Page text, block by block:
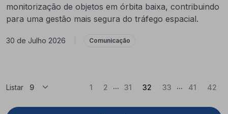
monitorização de objetos em órbita baixa, contribuindo
para uma gestão mais segura do tráfego espacial.
30 de Julho 2026 Comunicação
Listar 1 2 ... 31 32 (Atual)
33 ... 41 42